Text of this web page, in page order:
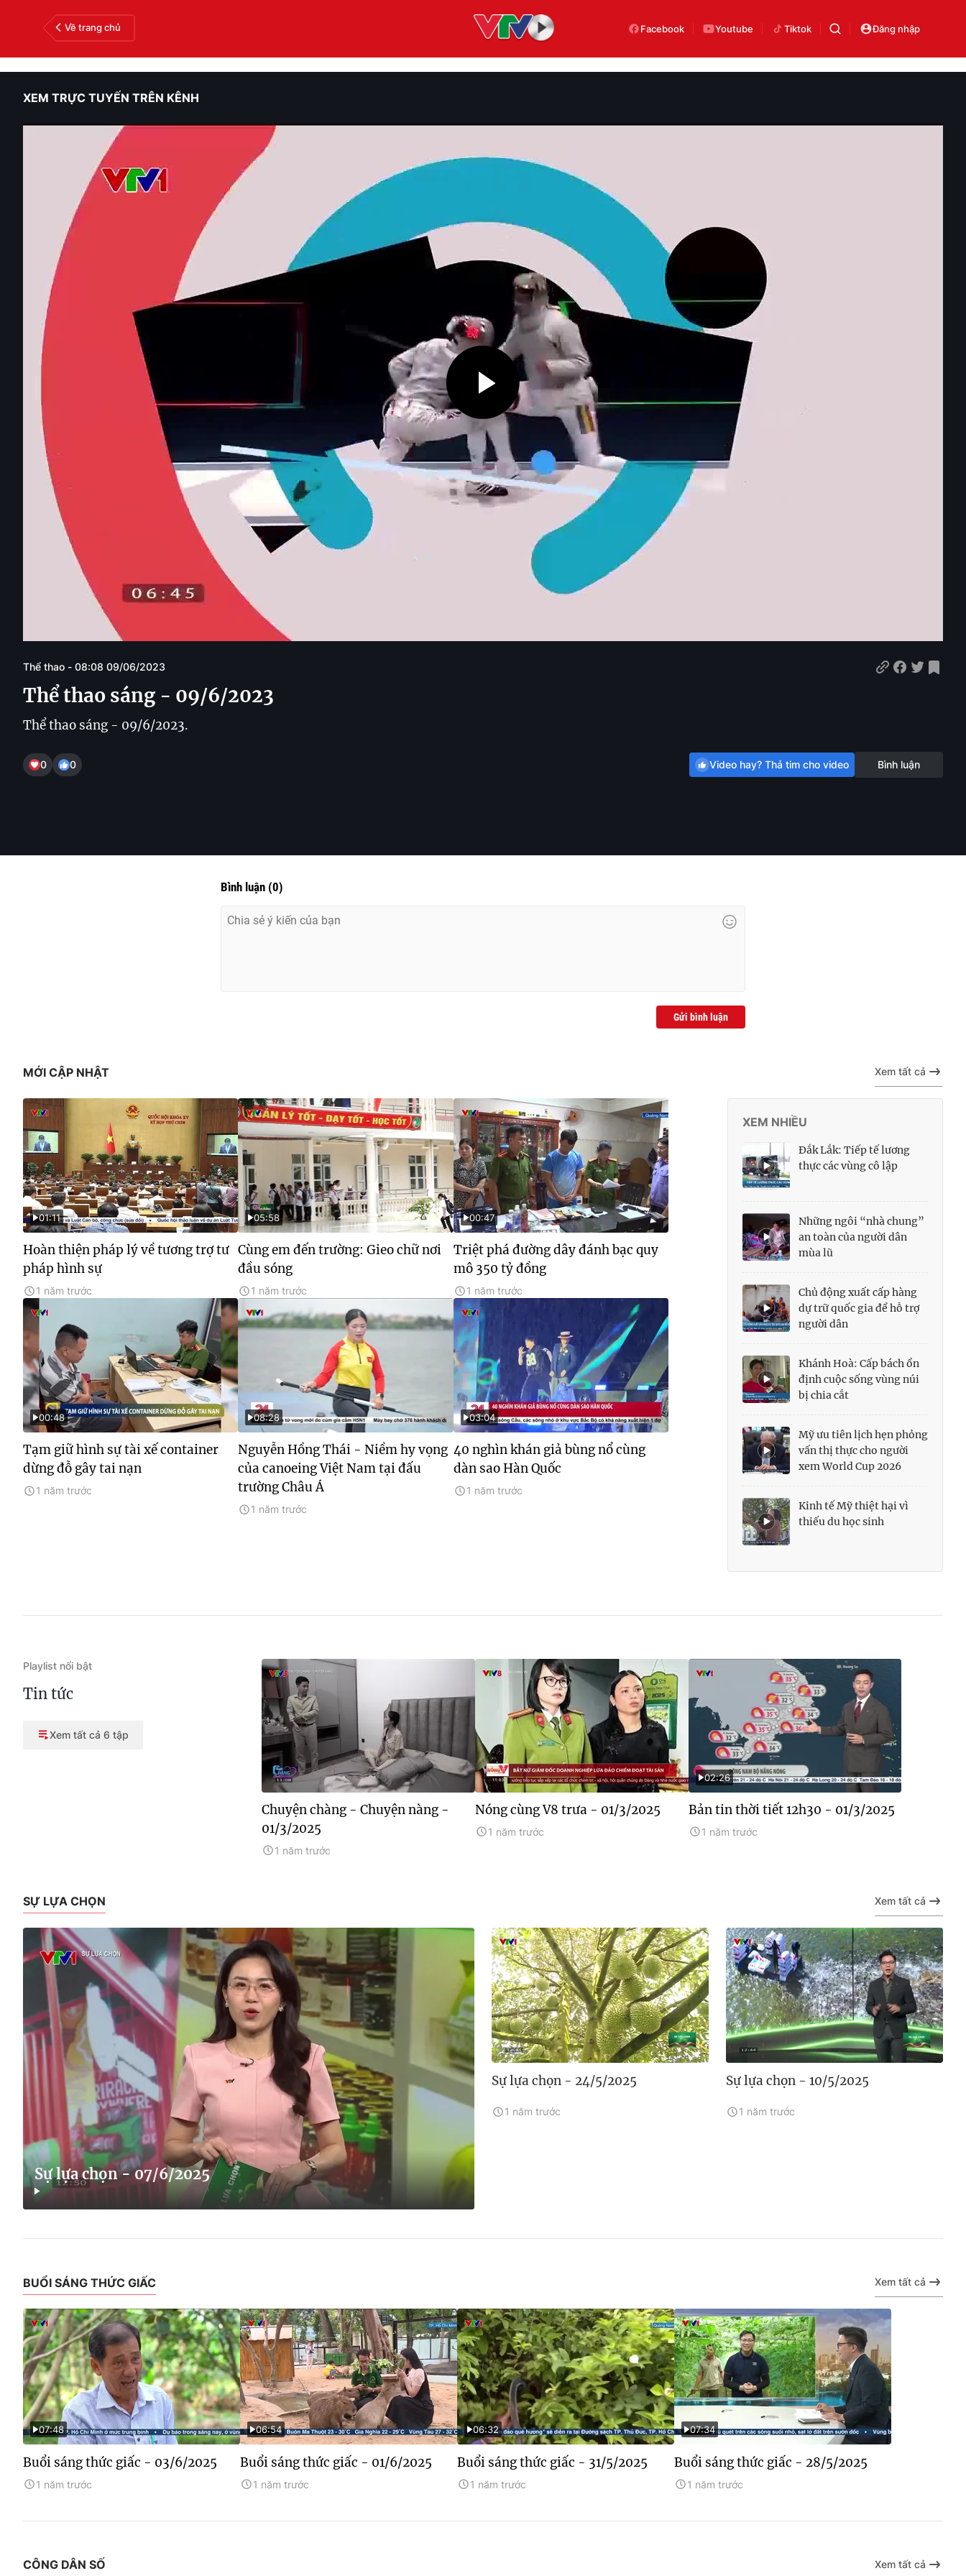
Về trang chủ Facebook Youtube Tiktok Đăng nhập
XEM TRỰC TUYẾN TRÊN KÊNH
Thể thao - 08:08 09/06/2023
Thể thao sáng - 09/6/2023
Thể thao sáng - 09/6/2023.
0 0 Video hay? Thả tim cho video Bình luận
Bình luận (0)
Gửi bình luận
MỚI CẬP NHẬT Xem tất cả
01:11
Hoàn thiện pháp lý về tương trợ tư
pháp hình sự
1 năm trước
05:58
Cùng em đến trường: Gieo chữ nơi
đầu sóng
1 năm trước
00:47
Triệt phá đường dây đánh bạc quy
mô 350 tỷ đồng
1 năm trước
00:48
Tạm giữ hình sự tài xế container
dừng đỗ gây tai nạn
1 năm trước
08:28
Nguyễn Hồng Thái - Niềm hy vọng
của canoeing Việt Nam tại đấu
trường Châu Á
1 năm trước
03:04
40 nghìn khán giả bùng nổ cùng
dàn sao Hàn Quốc
1 năm trước
XEM NHIỀU
Đắk Lắk: Tiếp tế lương
thực các vùng cô lập
Những ngôi “nhà chung”
an toàn của người dân
mùa lũ
Chủ động xuất cấp hàng
dự trữ quốc gia để hỗ trợ
người dân
Khánh Hoà: Cấp bách ổn
định cuộc sống vùng núi
bị chia cắt
Mỹ ưu tiên lịch hẹn phỏng
vấn thị thực cho người
xem World Cup 2026
Kinh tế Mỹ thiệt hại vì
thiếu du học sinh
Playlist nổi bật
Tin tức
Xem tất cả 6 tập
Chuyện chàng - Chuyện nàng -
01/3/2025
1 năm trước
Nóng cùng V8 trưa - 01/3/2025
1 năm trước
02:26
Bản tin thời tiết 12h30 - 01/3/2025
1 năm trước
SỰ LỰA CHỌN Xem tất cả
Sự lựa chọn - 07/6/2025
Sự lựa chọn - 24/5/2025
1 năm trước
Sự lựa chọn - 10/5/2025
1 năm trước
BUỔI SÁNG THỨC GIẤC Xem tất cả
07:48
Buổi sáng thức giấc - 03/6/2025
1 năm trước
06:54
Buổi sáng thức giấc - 01/6/2025
1 năm trước
06:32
Buổi sáng thức giấc - 31/5/2025
1 năm trước
07:34
Buổi sáng thức giấc - 28/5/2025
1 năm trước
CÔNG DÂN SỐ Xem tất cả